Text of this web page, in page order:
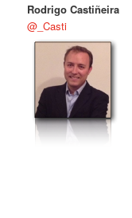
Rodrigo Castiñeira
@_Casti